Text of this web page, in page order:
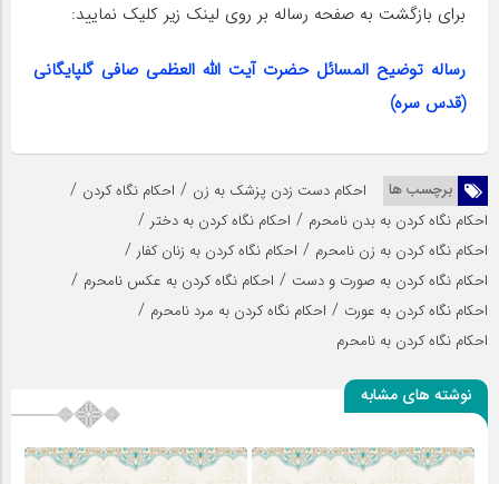
برای بازگشت به صفحه رساله بر روی لینک زیر کلیک نمایید:
رساله توضیح المسائل حضرت آیت الله العظمی صافی گلپایگانی
(قدس سره)
برچسب ها احکام دست زدن پزشک به زن / احکام نگاه کردن /
احکام نگاه کردن به بدن نامحرم / احکام نگاه کردن به دختر /
احکام نگاه کردن به زن نامحرم / احکام نگاه کردن به زنان کفار /
احکام نگاه کردن به صورت و دست / احکام نگاه کردن به عکس نامحرم /
احکام نگاه کردن به عورت / احکام نگاه کردن به مرد نامحرم /
احکام نگاه کردن به نامحرم
نوشته های مشابه